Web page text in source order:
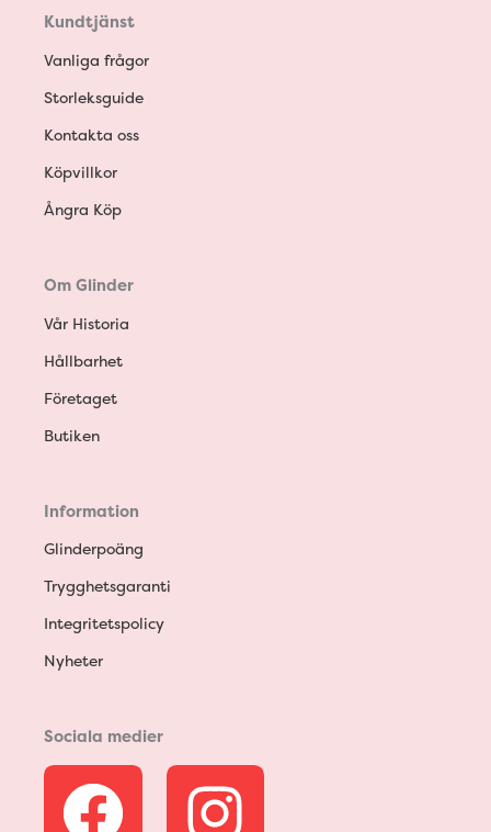
Kundtjänst
Vanliga frågor
Storleksguide
Kontakta oss
Köpvillkor
Ångra Köp
Om Glinder
Vår Historia
Hållbarhet
Företaget
Butiken
Information
Glinderpoäng
Trygghetsgaranti
Integritetspolicy
Nyheter
Sociala medier
F I